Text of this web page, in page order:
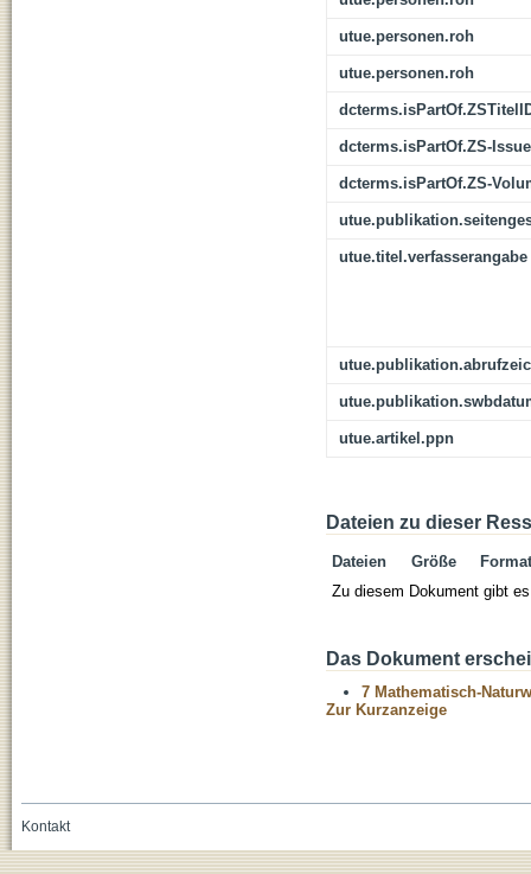
utue.personen.roh
utue.personen.roh
dcterms.isPartOf.ZS-Issue
dcterms.isPartOf.ZS-
utue.titel.verfasserangabe
utue.artikel.ppn
Dateien zu dieser
Dateien Größe
Format
Zu diesem Dokument gibt
Das Dokument
7 Mathematisch-
Zur Kurzanzeige
Kontakt